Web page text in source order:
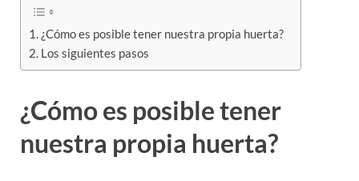
¿Cómo es posible tener nuestra propia huerta?
Los siguientes pasos
¿Cómo es posible tener
nuestra propia huerta?